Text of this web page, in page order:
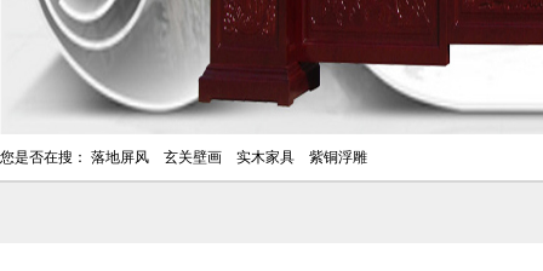
您是否在搜： 落地屏风 玄关壁画 实木家具 紫铜浮雕